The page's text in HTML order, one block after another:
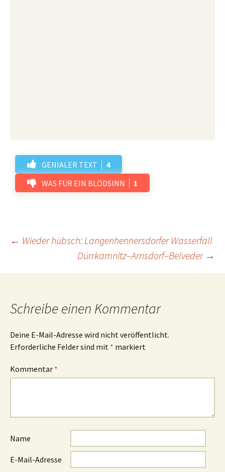
GENIALER TEXT
4
WAS FÜR EIN BLÖDSINN
1
Beitrags-
Navigation
← Wieder hübsch: Langenhennersdorfer Wasserfall
Dürrkamnitz–Arnsdorf–Belveder →
Schreibe einen Kommentar
Deine E-Mail-Adresse wird nicht veröffentlicht.
Erforderliche Felder sind mit * markiert
Kommentar *
Name
E-Mail-Adresse